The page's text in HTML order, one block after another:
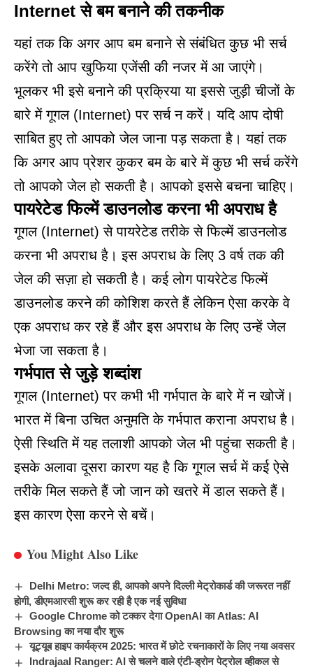
Internet से बम बनाने की तकनीक
यहां तक कि अगर आप बम बनाने से संबंधित कुछ भी सर्च
करेंगे तो आप खुफिया एजेंसी की नजर में आ जाएंगे।
भूलकर भी इसे बनाने की प्रक्रिया या इससे जुड़ी चीजों के
बारे में गूगल (Internet) पर सर्च न करें। यदि आप दोषी
साबित हुए तो आपको जेल जाना पड़ सकता है। यहां तक
कि अगर आप प्रेशर कुकर बम के बारे में कुछ भी सर्च करेंगे
तो आपको जेल हो सकती है। आपको इससे बचना चाहिए।
पायरेटेड फिल्में डाउनलोड करना भी अपराध है
गूगल (Internet) से पायरेटेड तरीके से फिल्में डाउनलोड
करना भी अपराध है। इस अपराध के लिए 3 वर्ष तक की
जेल की सज़ा हो सकती है। कई लोग पायरेटेड फिल्में
डाउनलोड करने की कोशिश करते हैं लेकिन ऐसा करके वे
एक अपराध कर रहे हैं और इस अपराध के लिए उन्हें जेल
भेजा जा सकता है।
गर्भपात से जुड़े शब्दांश
गूगल (Internet) पर कभी भी गर्भपात के बारे में न खोजें।
भारत में बिना उचित अनुमति के गर्भपात कराना अपराध है।
ऐसी स्थिति में यह तलाशी आपको जेल भी पहुंचा सकती है।
इसके अलावा दूसरा कारण यह है किगूगल सर्चमें कई ऐसे
तरीके मिल सकते हैं जो जान को खतरे में डाल सकते हैं।
इस कारण ऐसा करने से बचें।
You Might Also Like
Delhi Metro: जल्द ही, आपको अपने दिल्ली मेट्रोकार्ड की जरूरत नहीं
होगी, डीएमआरसी शुरू कर रही है एक नई सुविधा
Google Chrome को टक्कर देगा OpenAI का Atlas: AI
Browsing का नया दौर शुरू
यूट्यूब हाइप कार्यक्रम 2025: भारत में छोटे रचनाकारों के लिए नया अवसर
Indrajaal Ranger: AI से चलने वाले एंटी-ड्रोन पेट्रोल व्हीकल से